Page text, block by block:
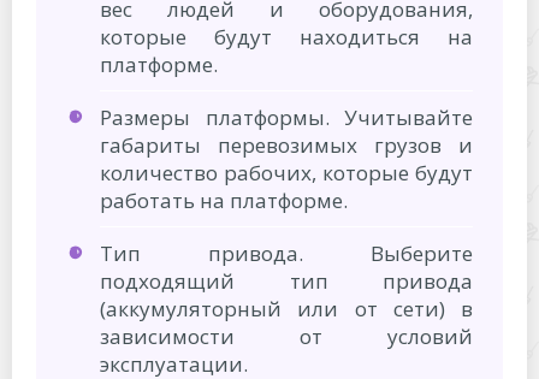
вес людей и оборудования,
которые будут находиться на
платформе.
Размеры платформы. Учитывайте
габариты перевозимых грузов и
количество рабочих, которые будут
работать на платформе.
Тип привода. Выберите
подходящий тип привода
(аккумуляторный или от сети) в
зависимости от условий
эксплуатации.